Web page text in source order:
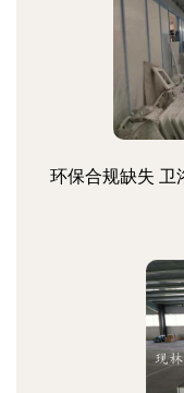
环保合规缺失 卫